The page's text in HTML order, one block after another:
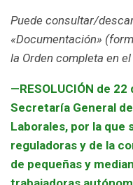
Puede consultar/
«Documentación»
la Orden completa en
—RESOLUCIÓN de
Secretaría General
Laborales, por la que
reguladoras y de la
de pequeñas y